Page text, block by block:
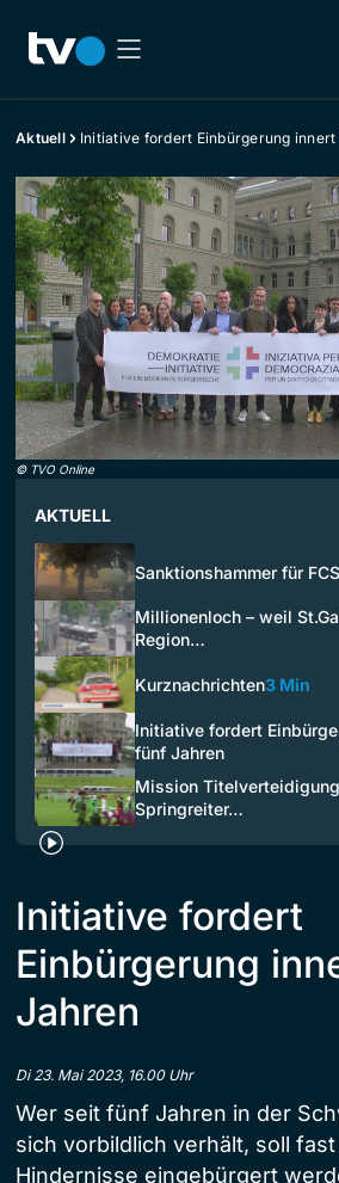
Aktuell Initiative fordert Einbürgerung
© TVO Online
AKTUELL
Sanktionshammer für
Millionenloch – weil
Region…
Kurznachrichten3 Min
Initiative fordert
fünf Jahren
Mission Titelverteidigung
Springreiter…
Initiative fordert
Einbürgerung
Jahren
Di 23. Mai 2023, 16.00 Uhr
Wer seit fünf Jahren in der
sich vorbildlich verhält, soll
Hindernisse eingebürgert